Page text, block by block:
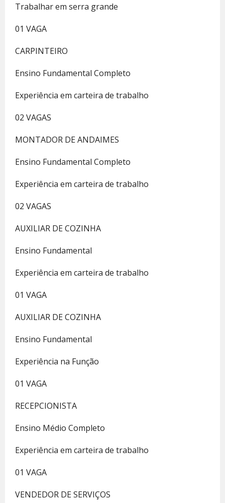
Trabalhar em serra grande
01 VAGA
CARPINTEIRO
Ensino Fundamental Completo
Experiência em carteira de trabalho
02 VAGAS
MONTADOR DE ANDAIMES
Ensino Fundamental Completo
Experiência em carteira de trabalho
02 VAGAS
AUXILIAR DE COZINHA
Ensino Fundamental
Experiência em carteira de trabalho
01 VAGA
AUXILIAR DE COZINHA
Ensino Fundamental
Experiência na Função
01 VAGA
RECEPCIONISTA
Ensino Médio Completo
Experiência em carteira de trabalho
01 VAGA
VENDEDOR DE SERVIÇOS